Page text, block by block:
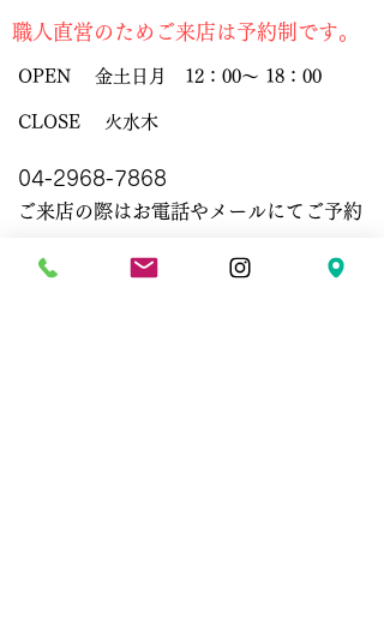
OPEN 金土日月 12：00～ 18：00
CLOSE 火水木
職人直営のためご来店は予約制です。
​04-2968-7868
ご来店の際はお電話やメールにてご予約
いただけると幸いです。